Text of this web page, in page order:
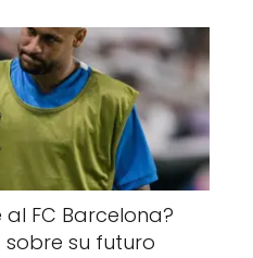
FC Barcelona?
su futuro